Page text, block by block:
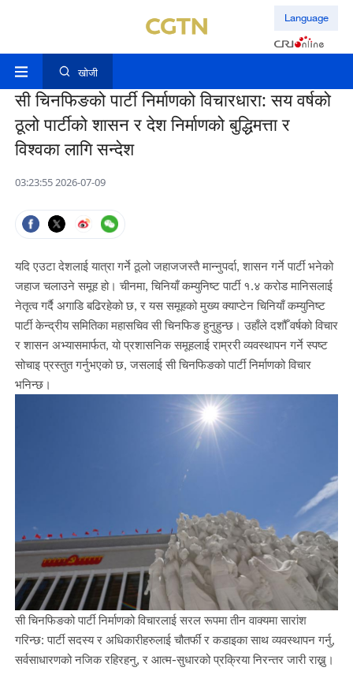
Language
खोजी
सी चिनफिङको पार्टी निर्माणको विचारधारा: सय वर्षको
ठूलो पार्टीको शासन र देश निर्माणको बुद्धिमत्ता र
विश्वका लागि सन्देश
03:23:55 2026-07-09
यदि एउटा देशलाई यात्रा गर्ने ठूलो जहाजजस्तै मान्नुपर्दा, शासन गर्ने पार्टी भनेको
जहाज चलाउने समूह हो। चीनमा, चिनियाँ कम्युनिष्ट पार्टी १.४ करोड मानिसलाई
नेतृत्व गर्दै अगाडि बढिरहेको छ, र यस समूहको मुख्य क्याप्टेन चिनियाँ कम्युनिष्ट
पार्टी केन्द्रीय समितिका महासचिव सी चिनफिङ हुनुहुन्छ। उहाँले दशौँ वर्षको विचार
र शासन अभ्यासमार्फत, यो प्रशासनिक समूहलाई राम्ररी व्यवस्थापन गर्ने स्पष्ट
सोचाइ प्रस्तुत गर्नुभएको छ, जसलाई सी चिनफिङको पार्टी निर्माणको विचार
भनिन्छ।
सी चिनफिङको पार्टी निर्माणको विचारलाई सरल रूपमा तीन वाक्यमा सारांश
गरिन्छ: पार्टी सदस्य र अधिकारीहरुलाई चौतर्फी र कडाइका साथ व्यवस्थापन गर्नु,
सर्वसाधारणको नजिक रहिरहनु, र आत्म-सुधारको प्रक्रिया निरन्तर जारी राख्नु।